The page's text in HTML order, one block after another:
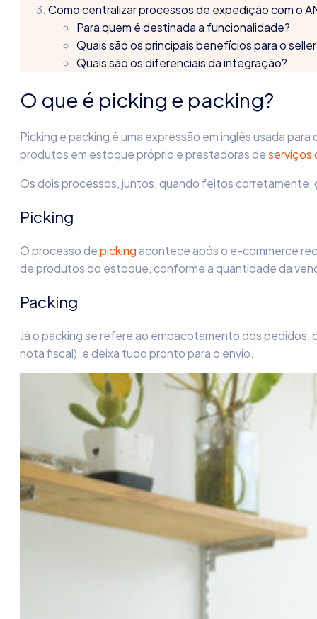
Como centralizar processos de expedição com o
Para quem é destinada a funcionalidade?
Quais são os principais benefícios para o
Quais são os diferenciais da integração?
O que é picking e packing?
Picking e packing é uma expressão em inglês usada
produtos em estoque próprio e prestadoras deserviços
Os dois processos, juntos, quando feitos
Picking
O processo depickingacontece após o e-commerce
de produtos do estoque, conforme a quantidade da
Packing
Já o packing se refere ao empacotamento dos
nota fiscal), e deixa tudo pronto para o envio.